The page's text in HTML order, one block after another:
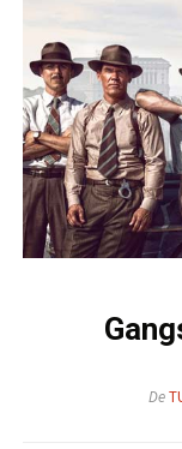
De